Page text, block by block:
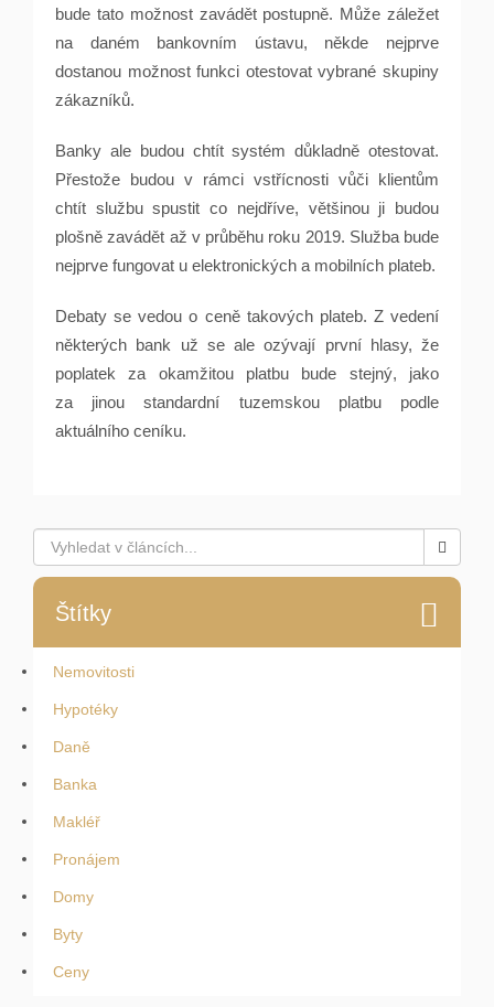
bude tato možnost zavádět postupně. Může záležet
na daném bankovním ústavu, někde nejprve
dostanou možnost funkci otestovat vybrané skupiny
zákazníků.
Banky ale budou chtít systém důkladně otestovat.
Přestože budou v rámci vstřícnosti vůči klientům
chtít službu spustit co nejdříve, většinou ji budou
plošně zavádět až v průběhu roku 2019. Služba bude
nejprve fungovat u elektronických a mobilních plateb.
Debaty se vedou o ceně takových plateb. Z vedení
některých bank už se ale ozývají první hlasy, že
poplatek za okamžitou platbu bude stejný, jako
za jinou standardní tuzemskou platbu podle
aktuálního ceníku.
Štítky
Nemovitosti
Hypotéky
Daně
Banka
Makléř
Pronájem
Domy
Byty
Ceny